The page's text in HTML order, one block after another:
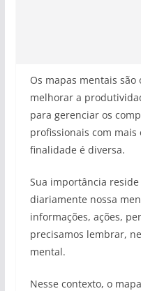
Os mapas mentais
melhorar a
para gerenciar os
profissionais com mais
finalidade é diversa.
Sua importância
diariamente nossa
informações, ações,
precisamos lembrar,
mental.
Nesse contexto, o